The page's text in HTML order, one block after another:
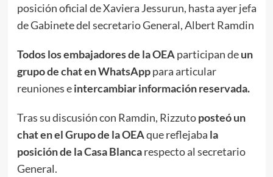
posición oficial de Xaviera Jessurun, hasta ayer jefa
de Gabinete del secretario General, Albert Ramdin
Todos los embajadores de la OEAparticipan deun
grupo de chat en WhatsApppara articular
reuniones eintercambiar información reservada.
Tras su discusión con Ramdin, Rizzutoposteó un
chat en el Grupo de la OEAque reflejaba la
posición de la Casa Blancarespecto al secretario
General.